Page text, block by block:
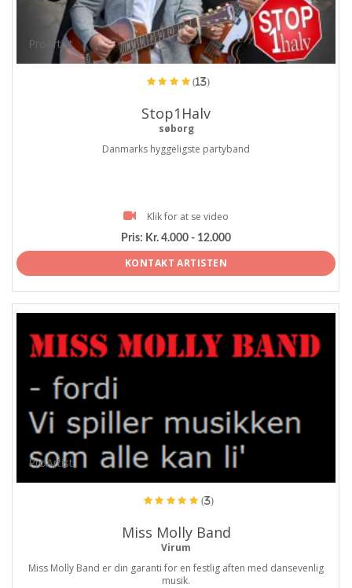
ProArtist
(13)
Stop1Halv
søborg
Danmarks hyggeligste partyband
Klik for at se video
Pris: Kr. 4.000 - 12.000
KONTAKT ARTISTEN
ProArtist
(3)
Miss Molly Band
Virum
Miss Molly Band er din garanti for en festlig aften med dansevenlig
musik.